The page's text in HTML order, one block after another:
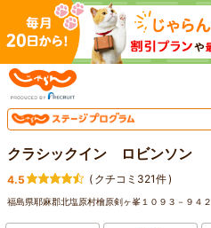
クラシックイン ロビンソン
4.5 ( クチコミ321件)
福島県耶麻郡北塩原村檜原剣ヶ峯１０９３－９４２